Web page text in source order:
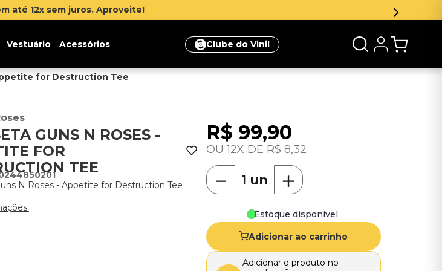
até 12x sem juros. Aproveite!
Vestuário Acessórios Clube do Vinil
for Destruction Tee
GUNS N ROSES -
FOR
TEE
N Roses - Appetite for Destruction Tee
R$ 99,90
12 R$ 8,32
＋
－
Estoque disponível
Adicionar ao carrinho
Adicionar o produto no